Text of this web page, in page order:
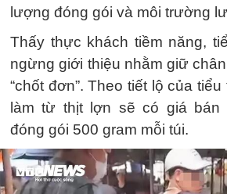
lượng đóng gói và môi trường
Thấy thực khách tiềm năng,
ngừng giới thiệu nhằm giữ
“chốt đơn”. Theo tiết lộ của
làm từ thịt lợn sẽ có giá bán
đóng gói 500 gram mỗi túi.